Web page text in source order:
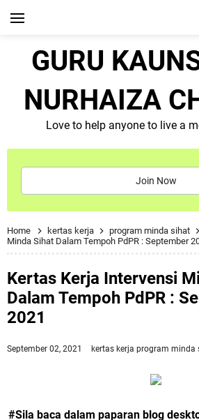
GURU
NURHAIZA
Love to help anyone to live a
Join Now
Home kertas kerja program minda sihat
Minda Sihat Dalam Tempoh PdPR : September
Kertas Kerja Intervensi
Dalam Tempoh PdPR :
2021
September 02, 2021 kertas kerja program minda
#Sila baca dalam paparan blog